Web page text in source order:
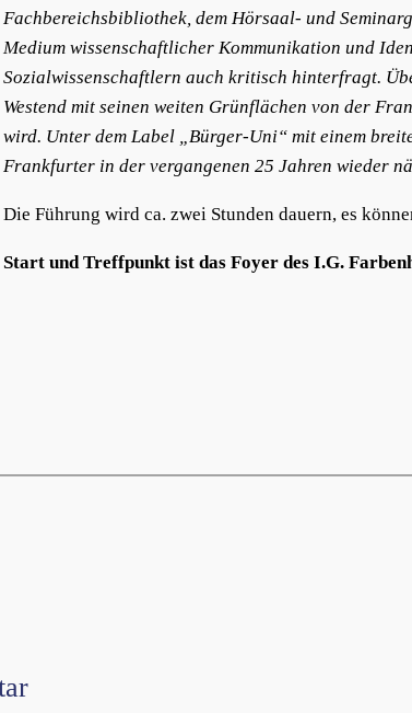
Fachbereichsbibliothek, dem Hörsaal- und
Medium wissenschaftlicher Kommunikation und
Sozialwissenschaftlern auch kritisch hinterfragt.
Westend mit seinen weiten Grünflächen von der
wird. Unter dem Label „Bürger-Uni“ mit einem
Frankfurter in der vergangenen 25 Jahren wieder
Die Führung wird ca. zwei Stunden dauern, es
Start und Treffpunkt ist das Foyer des I.G.